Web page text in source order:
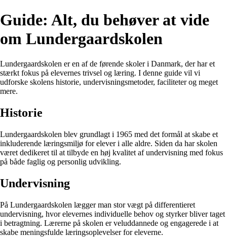
Guide: Alt, du behøver at vide
om Lundergaardskolen
Lundergaardskolen er en af de førende skoler i Danmark, der har et
stærkt fokus på elevernes trivsel og læring. I denne guide vil vi
udforske skolens historie, undervisningsmetoder, faciliteter og meget
mere.
Historie
Lundergaardskolen blev grundlagt i 1965 med det formål at skabe et
inkluderende læringsmiljø for elever i alle aldre. Siden da har skolen
været dedikeret til at tilbyde en høj kvalitet af undervisning med fokus
på både faglig og personlig udvikling.
Undervisning
På Lundergaardskolen lægger man stor vægt på differentieret
undervisning, hvor elevernes individuelle behov og styrker bliver taget
i betragtning. Lærerne på skolen er veluddannede og engagerede i at
skabe meningsfulde læringsoplevelser for eleverne.